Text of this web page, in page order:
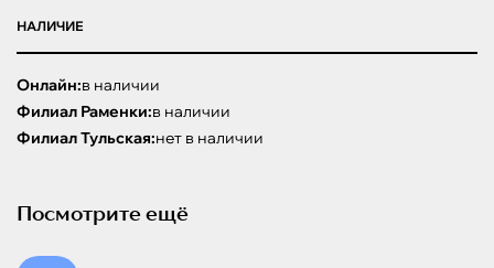
НАЛИЧИЕ
Онлайн:в наличии
Филиал Раменки:в наличии
Филиал Тульская:нет в наличии
Посмотрите ещё